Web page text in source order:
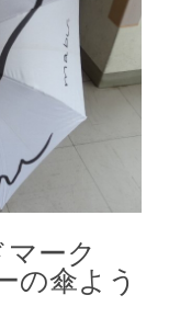
ーク
の傘よう